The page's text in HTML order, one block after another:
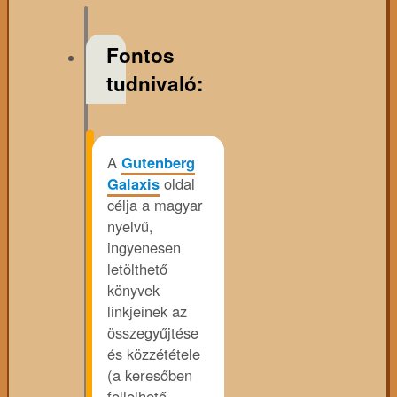
Fontos
tudnivaló:
A Gutenberg
Galaxis oldal
célja a magyar
nyelvű,
ingyenesen
letölthető
könyvek
linkjeinek az
összegyűjtése
és közzététele
(a keresőben